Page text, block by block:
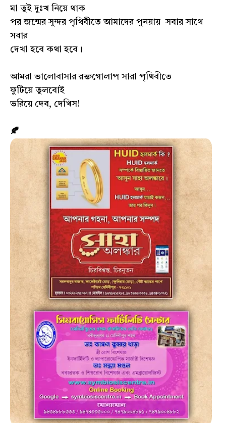
মা তুই দুঃখ নিয়ে থাক
পর জন্মের সুন্দর পৃথিবীতে আমাদের পুনয়ায় সবার সাথে
সবার
দেখা হবে কথা হবে।
আমরা ভালোবাসার রক্তগোলাপ সারা পৃথিবীতে
ফুটিয়ে তুলবোই
ভরিয়ে দেব, দেখিস!
🍂